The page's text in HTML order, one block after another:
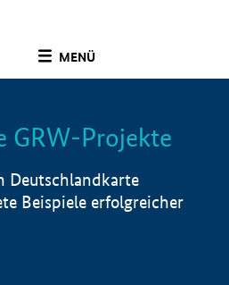
MENÜ
Info
GRW-Projekte
Deutschlandkarte
Beispiele erfolgreicher